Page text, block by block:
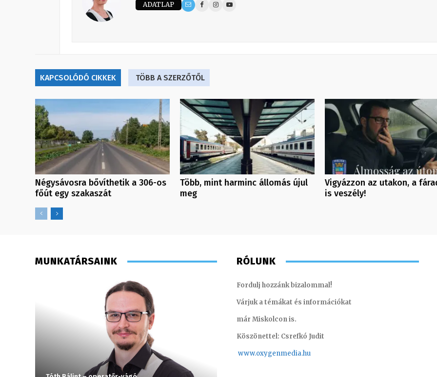
ADATLAP
KAPCSOLÓDÓ CIKKEK TÖBB A SZERZŐTŐL
Négysávosra bővíthetik a 306-os
főút egy szakaszát
Több, mint harminc állomás újul
meg
Vigyázzon az utakon, a
is veszély!
MUNKATÁRSAINK RÓLUNK
Fordulj hozzánk bizalommal!
Várjuk a témákat és információkat
már Miskolcon is.
Köszönettel: Csrefkó Judit
www.oxygenmedia.hu